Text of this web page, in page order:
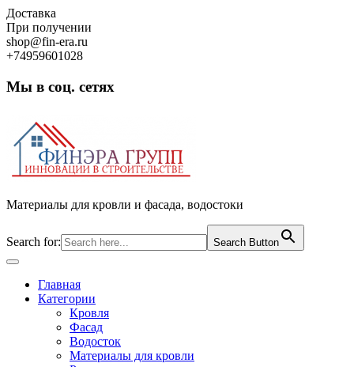
Skip
to
content
Доставка
При получении
shop@fin-era.ru
+74959601028
Мы в соц. сетях
Материалы для кровли и фасада, водостоки
Search for: Search Button
Open
ButtonГлавная
Категории
Кровля
Фасад
Водосток
Материалы для кровли